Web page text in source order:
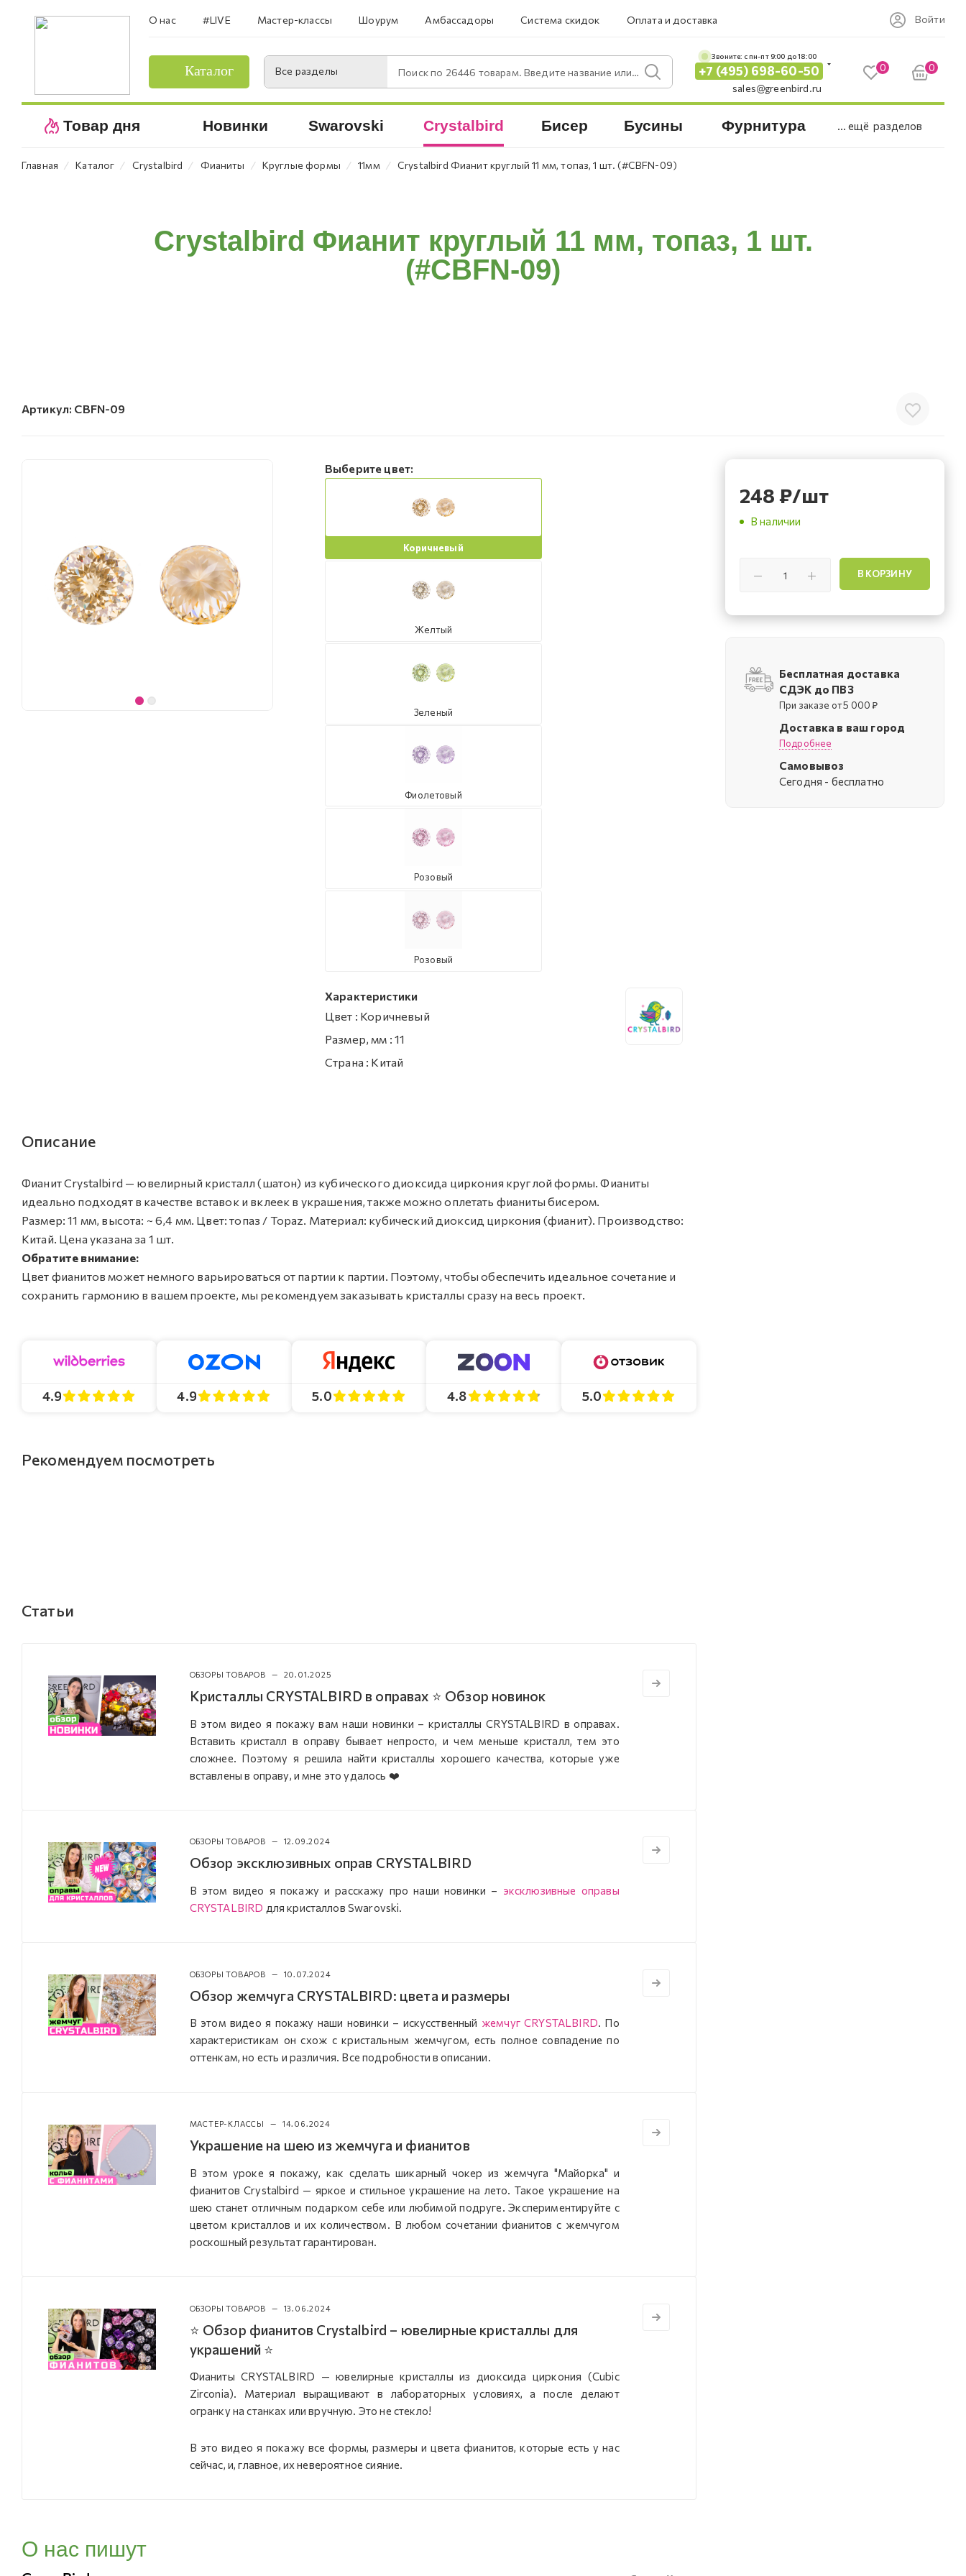
О нас #LIVE Мастер-классы Шоурум Амбассадоры Система скидок Оплата и доставка Войти
Каталог Все разделы Поиск по 26446 товарам. Введите название или артикул.
Звоните: c пн-пт 9:00 до 18:00
+7 (495) 698-60-50
sales@greenbird.ru
0 0
Товар дня Новинки Swarovski Crystalbird Бисер Бусины Фурнитура ... ещё разделов
Главная ⁄ Каталог ⁄ Crystalbird ⁄ Фианиты ⁄ Круглые формы ⁄ 11мм ⁄ Crystalbird Фианит круглый 11 мм, топаз, 1 шт. (#CBFN-09)
Crystalbird Фианит круглый 11 мм, топаз, 1 шт.
(#CBFN-09)
Артикул: CBFN-09
Выберите цвет:
Коричневый
Желтый
Зеленый
Фиолетовый
Розовый
Розовый
Характеристики
Цвет : Коричневый
Размер, мм : 11
Страна : Китай
Описание
Фианит Crystalbird — ювелирный кристалл (шатон) из кубического диоксида циркония круглой формы. Фианиты
идеально подходят в качестве вставок и вклеек в украшения, также можно оплетать фианиты бисером.
Размер: 11 мм, высота: ~ 6,4 мм. Цвет: топаз / Topaz. Материал: кубический диоксид циркония (фианит). Производство:
Китай. Цена указана за 1 шт.
Обратите внимание:
Цвет фианитов может немного варьироваться от партии к партии. Поэтому, чтобы обеспечить идеальное сочетание и
сохранить гармонию в вашем проекте, мы рекомендуем заказывать кристаллы сразу на весь проект.
4.9 4.9 5.0 4.8 5.0
Рекомендуем посмотреть
Статьи
ОБЗОРЫ ТОВАРОВ — 20.01.2025
Кристаллы CRYSTALBIRD в оправах ⭐ Обзор новинок
В этом видео я покажу вам наши новинки – кристаллы CRYSTALBIRD в оправах.
Вставить кристалл в оправу бывает непросто, и чем меньше кристалл, тем это
сложнее. Поэтому я решила найти кристаллы хорошего качества, которые уже
вставлены в оправу, и мне это удалось ❤️
ОБЗОРЫ ТОВАРОВ — 12.09.2024
Обзор эксклюзивных оправ CRYSTALBIRD
В этом видео я покажу и расскажу про наши новинки – эксклюзивные оправы
CRYSTALBIRD для кристаллов Swarovski.
ОБЗОРЫ ТОВАРОВ — 10.07.2024
Обзор жемчуга CRYSTALBIRD: цвета и размеры
В этом видео я покажу наши новинки – искусственный жемчуг CRYSTALBIRD. По
характеристикам он схож с кристальным жемчугом, есть полное совпадение по
оттенкам, но есть и различия. Все подробности в описании.
МАСТЕР-КЛАССЫ — 14.06.2024
Украшение на шею из жемчуга и фианитов
В этом уроке я покажу, как сделать шикарный чокер из жемчуга "Майорка" и
фианитов Crystalbird — яркое и стильное украшение на лето. Такое украшение на
шею станет отличным подарком себе или любимой подруге. Экспериментируйте с
цветом кристаллов и их количеством. В любом сочетании фианитов с жемчугом
роскошный результат гарантирован.
ОБЗОРЫ ТОВАРОВ — 13.06.2024
⭐ Обзор фианитов Crystalbird – ювелирные кристаллы для
украшений ⭐
Фианиты CRYSTALBIRD — ювелирные кристаллы из диоксида циркония (Cubic
Zirconia). Материал выращивают в лабораторных условиях, а после делают
огранку на станках или вручную. Это не стекло!
В это видео я покажу все формы, размеры и цвета фианитов, которые есть у нас
сейчас, и, главное, их невероятное сияние.
О нас пишут
248 ₽/шт
В наличии
В КОРЗИНУ
Бесплатная доставка
СДЭК до ПВЗ
При заказе от 5 000 ₽
Доставка в ваш город
Подробнее
Самовывоз
Cегодня - бесплатно